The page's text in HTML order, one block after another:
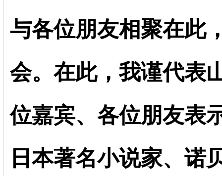
与各位朋友相聚在此
会。在此，我谨代表
位嘉宾、各位朋友表
日本著名小说家、诺